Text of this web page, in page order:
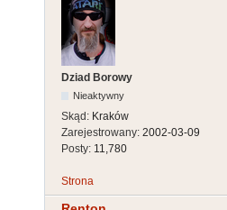
Dziad Borowy
Nieaktywny
Skąd: Kraków
Zarejestrowany: 2002-03-09
Posty: 11,780
Strona